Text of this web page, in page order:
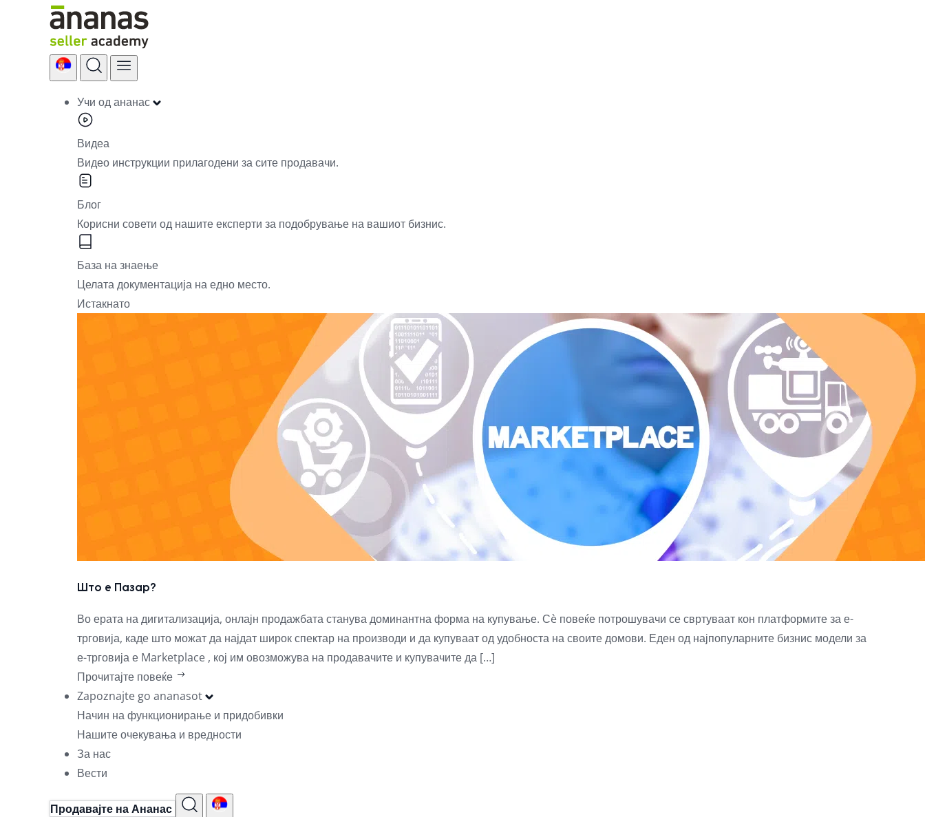
Учи од ананас
Видеа
Видео инструкции прилагодени за сите продавачи.
Блог
Корисни совети од нашите експерти за подобрување на вашиот бизнис.
База на знаење
Целата документација на едно место.
Истакнато
Што е Пазар?
Во ерата на дигитализација, онлајн продажбата станува доминантна форма на купување. Сè повеќе потрошувачи се свртуваат кон платформите за е-
трговија, каде што можат да најдат широк спектар на производи и да купуваат од удобноста на своите домови. Еден од најпопуларните бизнис модели за
е-трговија е Marketplace , кој им овозможува на продавачите и купувачите да […]
Прочитајте повеќе
Zapoznajte go ananasot
Начин на функционирање и придобивки
Нашите очекувања и вредности
За нас
Вести
Продавајте на Ананас